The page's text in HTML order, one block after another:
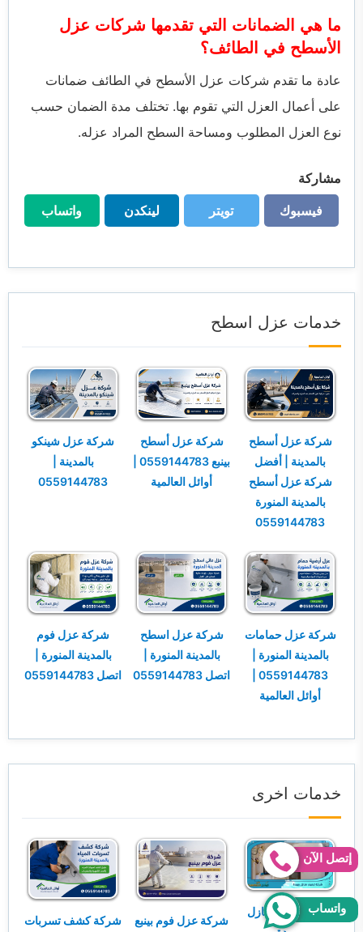
ما هي الضمانات التي تقدمها شركات عزل
الأسطح في الطائف؟
عادة ما تقدم شركات عزل الأسطح في الطائف ضمانات
على أعمال العزل التي تقوم بها. تختلف مدة الضمان حسب
نوع العزل المطلوب ومساحة السطح المراد عزله.
مشاركة
فيسبوك
فيسبوك
تويتر
تويتر
لينكدن
لينكدن
واتساب
واتساب
خدمات عزل اسطح
شركة عزل أسطح
بالمدينة | أفضل
شركة عزل أسطح
بالمدينة المنورة
0559144783
شركة عزل أسطح
بينبع 0559144783 |
أوائل العالمية
شركة عزل شينكو
بالمدينة |
0559144783
شركة عزل حمامات
بالمدينة المنورة |
0559144783 |
أوائل العالمية
شركة عزل اسطح
بالمدينة المنورة |
اتصل 0559144783
شركة عزل فوم
بالمدينة المنورة |
اتصل 0559144783
خدمات اخرى
شركة ترميم منازل
شركة عزل فوم بينبع شركة كشف تسربات
إتصل الآن
واتساب